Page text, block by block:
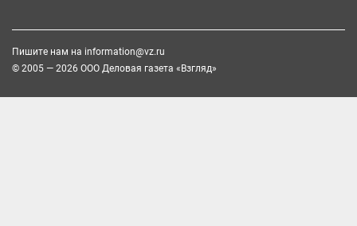
Пишите нам на information@vz.ru
© 2005 — 2026 ООО Деловая газета «Взгляд»